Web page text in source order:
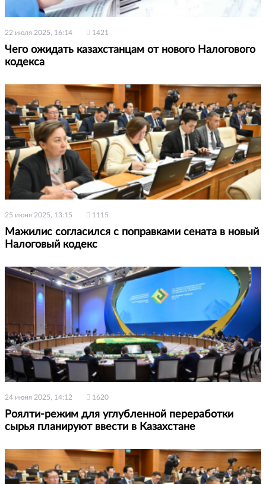
22 июля 2025, 16:14 1421
Чего ожидать казахстанцам от нового Налогового
кодекса
25 июня 2025, 13:15 1115
Мажилис согласился с поправками сената в новый
Налоговый кодекс
24 июня 2025, 14:12 1620
Роялти-режим для углубленной переработки
сырья планируют ввести в Казахстане